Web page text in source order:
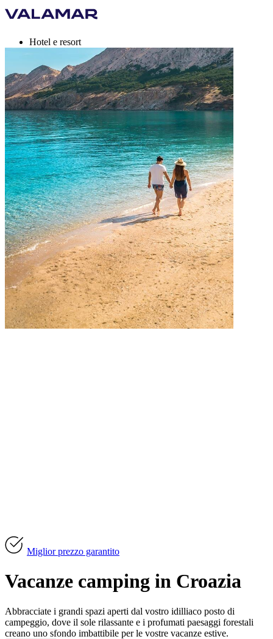
Hotel e resort
Destinazioni
Offerte per le vacanze
Valamar Rewards
Marchi
Di più
it, EUR
Miglior prezzo garantito
Vacanze camping in Croazia
Abbracciate i grandi spazi aperti dal vostro idilliaco posto di
campeggio, dove il sole rilassante e i profumati paesaggi forestali
creano uno sfondo imbattibile per le vostre vacanze estive.